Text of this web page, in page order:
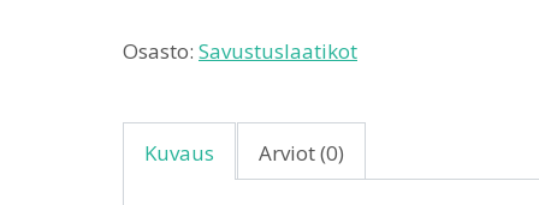
Osasto: Savustuslaatikot
Kuvaus Arviot (0)